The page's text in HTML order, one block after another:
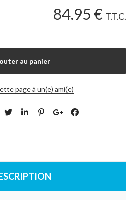
84.95 € T.T.C.
page à un(e) ami(e)